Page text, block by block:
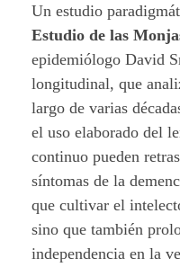
c
t
i
v
i
d
a
Un estudio
Estudio de las
epidemiólogo David
longitudinal, que
largo de varias
el uso elaborado del
continuo pueden
síntomas de la
que cultivar el
sino que también
independencia en la